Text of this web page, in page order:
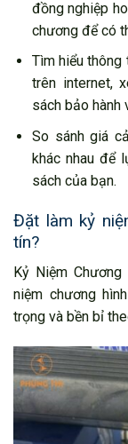
đồng nghiệp
chương để có
Tìm hiểu thông
trên internet,
sách bảo hành
So sánh giá
khác nhau để
sách của bạn.
Đặt làm kỷ
tín?
Kỷ Niệm
niệm chương
trọng và bền bỉ